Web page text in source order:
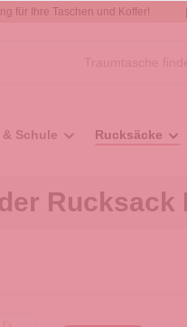
für Ihre Taschen und Koffer!
Schule Rucksäcke
Rucksack